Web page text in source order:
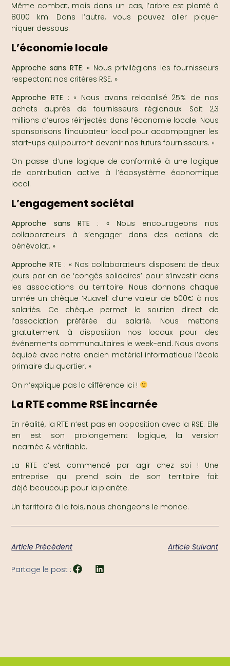
Même combat, mais dans un cas, l’arbre est planté à
8000 km. Dans l’autre, vous pouvez aller pique-
niquer dessous.
L’économie locale
Approche sans RTE: « Nous privilégions les fournisseurs
respectant nos critères RSE. »
Approche RTE : « Nous avons relocalisé 25% de nos
achats auprès de fournisseurs régionaux. Soit 2,3
millions d’euros réinjectés dans l’économie locale. Nous
sponsorisons l’incubateur local pour accompagner les
start-ups qui pourront devenir nos futurs fournisseurs. »
On passe d’une logique de conformité à une logique
de contribution active à l’écosystème économique
local.
L’engagement sociétal
Approche sans RTE : « Nous encourageons nos
collaborateurs à s’engager dans des actions de
bénévolat. »
Approche RTE : « Nos collaborateurs disposent de deux
jours par an de ‘congés solidaires’ pour s’investir dans
les associations du territoire. Nous donnons chaque
année un chèque ‘Ruavel’ d’une valeur de 500€ à nos
salariés. Ce chèque permet le soutien direct de
l’association préférée du salarié. Nous mettons
gratuitement à disposition nos locaux pour des
événements communautaires le week-end. Nous avons
équipé avec notre ancien matériel informatique l’école
primaire du quartier. »
On n’explique pas la différence ici !
La RTE comme RSE incarnée
En réalité, la RTE n’est pas en opposition avec la RSE. Elle
en est son prolongement logique, la version
incarnée & vérifiable.
La RTE c’est commencé par agir chez soi ! Une
entreprise qui prend soin de son territoire fait
déjà beaucoup pour la planète.
Un territoire à la fois, nous changeons le monde.
Article Précédent Article Suivant
Partage le post :